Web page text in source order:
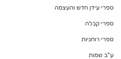
ספרי עידן חדש והעצמה
ספרי קבלה
ספרי רוחניות
ע"ב שמות